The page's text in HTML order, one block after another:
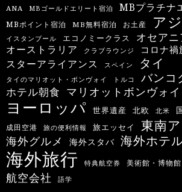
ANA MBゴールドエリート宿泊 MBプラチナ
MBポイント宿泊 MB無料宿泊 お土産 ア
イスタンブール エコノミークラス オセアニ
オーストラリア クラブラウンジ コロナ禍
スターアライアンス スペイン タイ
タイのマリオット・ボンヴォイ トルコ バンコ
ホテル朝食 マリオットボンヴォイ
ヨーロッパ 世界遺産 北欧 北米
成田空港 旅の便利情報 旅エッセイ 東南
海外グルメ 海外スタバ 海外ホテ
海外旅行 特典航空券 美術館・博物館
航空会社 語学